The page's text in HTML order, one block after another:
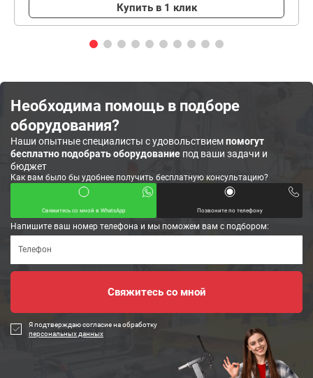
Купить в 1 клик
Необходима помощь в подборе
оборудования?
Наши опытные специалисты с удовольствиемпомогут
бесплатно подобрать оборудование под ваши задачи и
бюджет
Как вам было бы удобнее получить бесплатную консультацию?
Свяжитесь со мной в WhatsApp Позвоните по телефону
Напишите ваш номер телефона и мы поможем вам с подбором:
Я подтверждаю согласие на обработку
персональных данных